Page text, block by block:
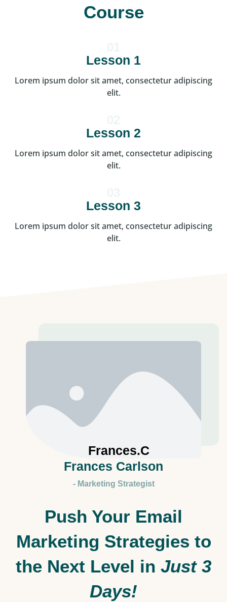
Course
Lesson 1
Lorem ipsum dolor sit amet, consectetur adipiscing
elit.
Lesson 2
Lorem ipsum dolor sit amet, consectetur adipiscing
elit.
Lesson 3
Lorem ipsum dolor sit amet, consectetur adipiscing
elit.
Push Your Email
Marketing Strategies to
the Next Level in Just 3
Days!
Frances.C
Frances Carlson
- Marketing Strategist